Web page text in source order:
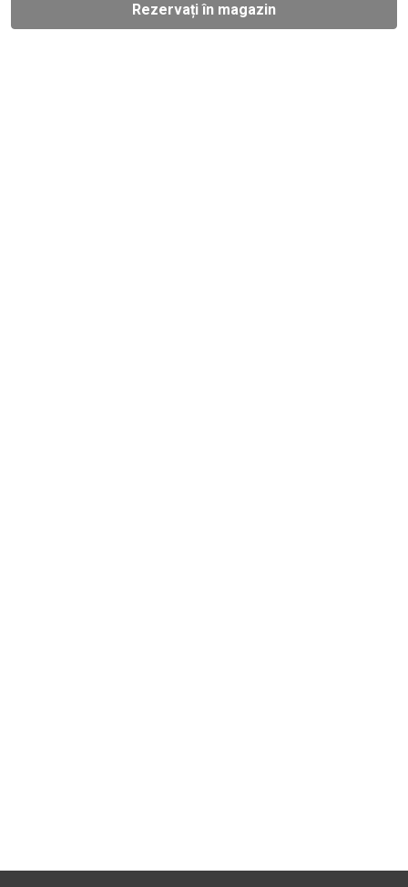
Rezervați în magazin